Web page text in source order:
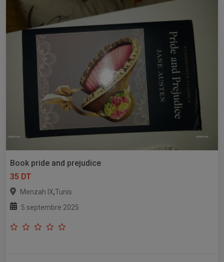
Book pride and prejudice
35 DT
Menzah IX,Tunis
5 septembre 2025